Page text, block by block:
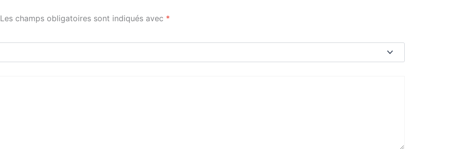
Les champs obligatoires sont indiqués avec *